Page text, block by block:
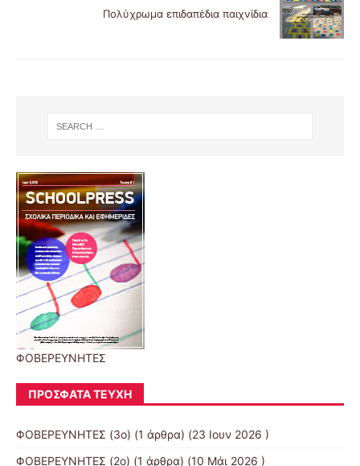
Πολύχρωμα επιδαπέδια παιχνίδια
ΦΟΒΕΡΕΥΝΗΤΕΣ
ΠΡΌΣΦΑΤΑ ΤΕΎΧΗ
ΦΟΒΕΡΕΥΝΗΤΕΣ (3ο) (1 άρθρα) (23 Ιουν 2026 )
ΦΟΒΕΡΕΥΝΗΤΕΣ (2ο) (1 άρθρα) (10 Μάι 2026 )